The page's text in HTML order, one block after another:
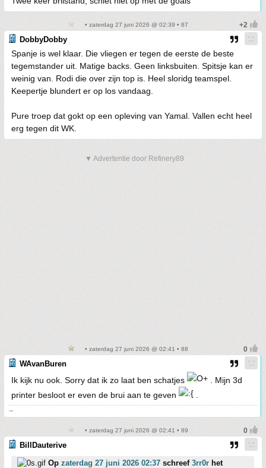
• zaterdag 27 juni 2026 @ 02:39 • 87
DobbyDobby
Spanje is wel klaar. Die vliegen er tegen de eerste de beste
tegemstander uit. Matige backs. Geen linksbuiten. Spitsje kan er
weinig van. Rodi die over zijn top is. Heel sloridg teamspel.
Keepertje blundert er op los vandaag.
Pure troep dat gokt op een opleving van Yamal. Vallen echt heel
erg tegen dit WK.
▼ Advertentie door Refinery89
• zaterdag 27 juni 2026 @ 02:41 • 88
WAvanBuren
Ik kijk nu ook. Sorry dat ik zo laat ben schatjes
. Mijn 3d
printer besloot er even de brui aan te geven
➞
• zaterdag 27 juni 2026 @ 02:41 • 89
BillDauterive
Op zaterdag 27 juni 2026 02:37 schreef 3rr0r het